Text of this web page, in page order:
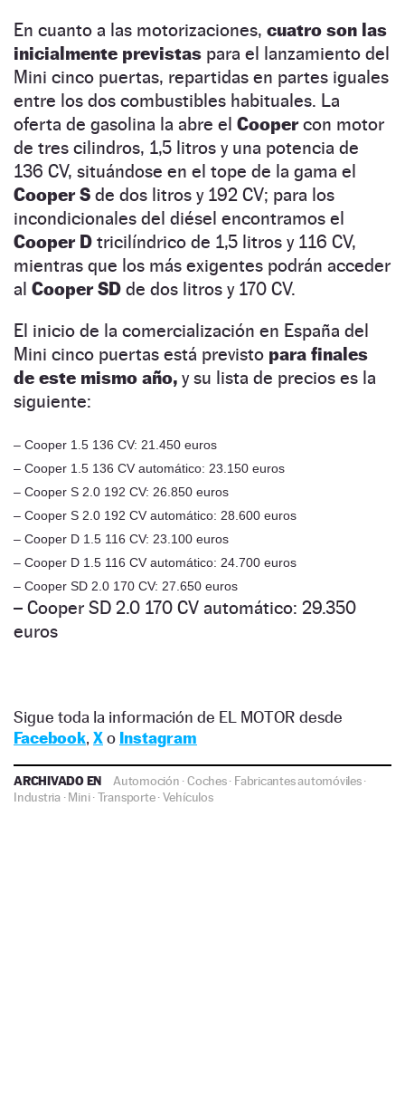
En cuanto a las motorizaciones, cuatro son las
inicialmente previstas para el lanzamiento del
Mini cinco puertas, repartidas en partes iguales
entre los dos combustibles habituales. La
oferta de gasolina la abre el Coopercon motor
de tres cilindros, 1,5 litros y una potencia de
136 CV, situándose en el tope de la gama el
Cooper S de dos litros y 192 CV; para los
incondicionales del diésel encontramos el
Cooper D tricilíndrico de 1,5 litros y 116 CV,
mientras que los más exigentes podrán acceder
al Cooper SD de dos litros y 170 CV.
El inicio de la comercialización en España del
Mini cinco puertas está previsto para finales
de este mismo año, y su lista de precios es la
siguiente:
– Cooper 1.5 136 CV: 21.450 euros
– Cooper 1.5 136 CV automático: 23.150 euros
– Cooper S 2.0 192 CV: 26.850 euros
– Cooper S 2.0 192 CV automático: 28.600 euros
– Cooper D 1.5 116 CV: 23.100 euros
– Cooper D 1.5 116 CV automático: 24.700 euros
– Cooper SD 2.0 170 CV: 27.650 euros
– Cooper SD 2.0 170 CV automático: 29.350
euros
Sigue toda la información de EL MOTOR desde
Facebook, Xo Instagram
ARCHIVADO EN Automoción ·Coches· Fabricantes automóviles·
Industria·Mini·Transporte·Vehículos